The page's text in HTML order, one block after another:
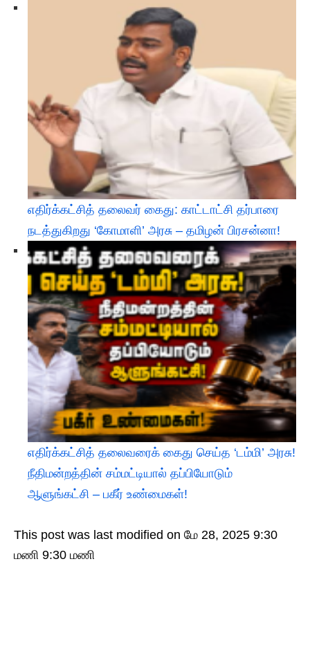
எதிர்க்கட்சித் தலைவர் கைது: காட்டாட்சி தர்பாரை
நடத்துகிறது ‘கோமாளி’ அரசு – தமிழன் பிரசன்னா!
எதிர்க்கட்சித் தலைவரைக் கைது செய்த ‘டம்மி’ அரசு!
நீதிமன்றத்தின் சம்மட்டியால் தப்பியோடும்
ஆளுங்கட்சி – பகீர் உண்மைகள்!
This post was last modified on மே 28, 2025 9:30
மணி 9:30 மணி